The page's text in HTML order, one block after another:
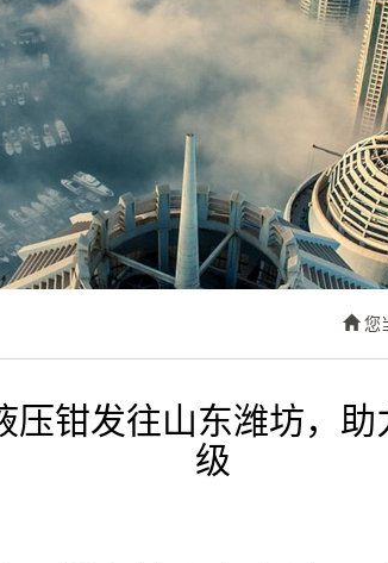
您
压钳发往山东潍坊，
级